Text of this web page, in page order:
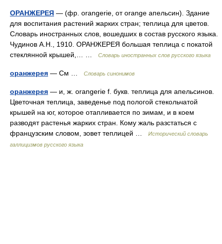
ОРАНЖЕРЕЯ — (фр. orangerie, от orange апельсин). Здание
для воспитания растений жарких стран; теплица для цветов.
Словарь иностранных слов, вошедших в состав русского языка.
Чудинов А.Н., 1910. ОРАНЖЕРЕЯ большая теплица с покатой
стеклянной крышей,… …
Словарь иностранных слов русского языка
оранжерея — См … Словарь синонимов
оранжерея — и, ж. orangerie f. букв. теплица для апельсинов.
Цветочная теплица, заведенье под пологой стекольчатой
крышей на юг, которое отапливается по зимам, и в коем
разводят растенья жарких стран. Кому жаль разстаться с
французским словом, зовет теплицей …
Исторический словарь
галлицизмов русского языка